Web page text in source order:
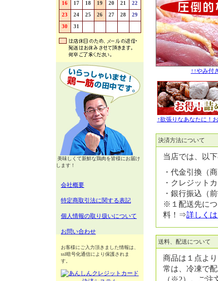
16 17 18 19 20 21 22
23 24 25 26 27 28 29
30 31
美味しくて新鮮な鶏肉を皆様にお届け
します！
会社概要
特定商取引法に関する表記
個人情報の取り扱いについて
お問い合わせ
お客様にご入力頂きました情報は、
ssl暗号化通信により保護されま
す。
↑↑やみ付
↑欲張りなあなたに！
決済方法について
当店では、以
・代金引換（
・クレジット
・銀行振込（
※１配送先につ
料！⇒詳しく
送料、配送について
商品は１点よ
常は、冷凍で
（※2）。ご注